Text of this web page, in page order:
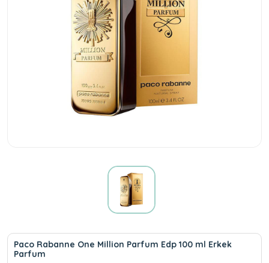
Paco Rabanne One Million Parfum Edp 100 ml Erkek
Parfum